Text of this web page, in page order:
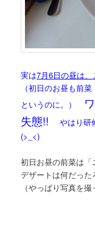
実は7月6日の昼は、
（初日のお昼も前
というのに。）
失態!!やはり研
(>_<)
初日お昼の前菜は「
デザートは何だっ
（やっぱり写真を